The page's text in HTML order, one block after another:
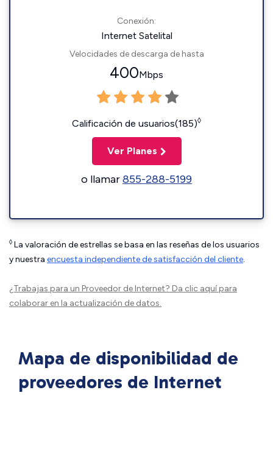
Conexión:
Internet Satelital
Velocidades de descarga de hasta
400Mbps
Calificación de usuarios(185)◊
Ver Planes
o llamar855-288-5199
◊ La valoración de estrellas se basa en las reseñas de los usuarios
y nuestra encuesta independiente de satisfacción del cliente.
¿Trabajas para un Proveedor de Internet? Da clic aquípara
colaborar en la actualización de datos.
Mapa de disponibilidad de
proveedores de Internet